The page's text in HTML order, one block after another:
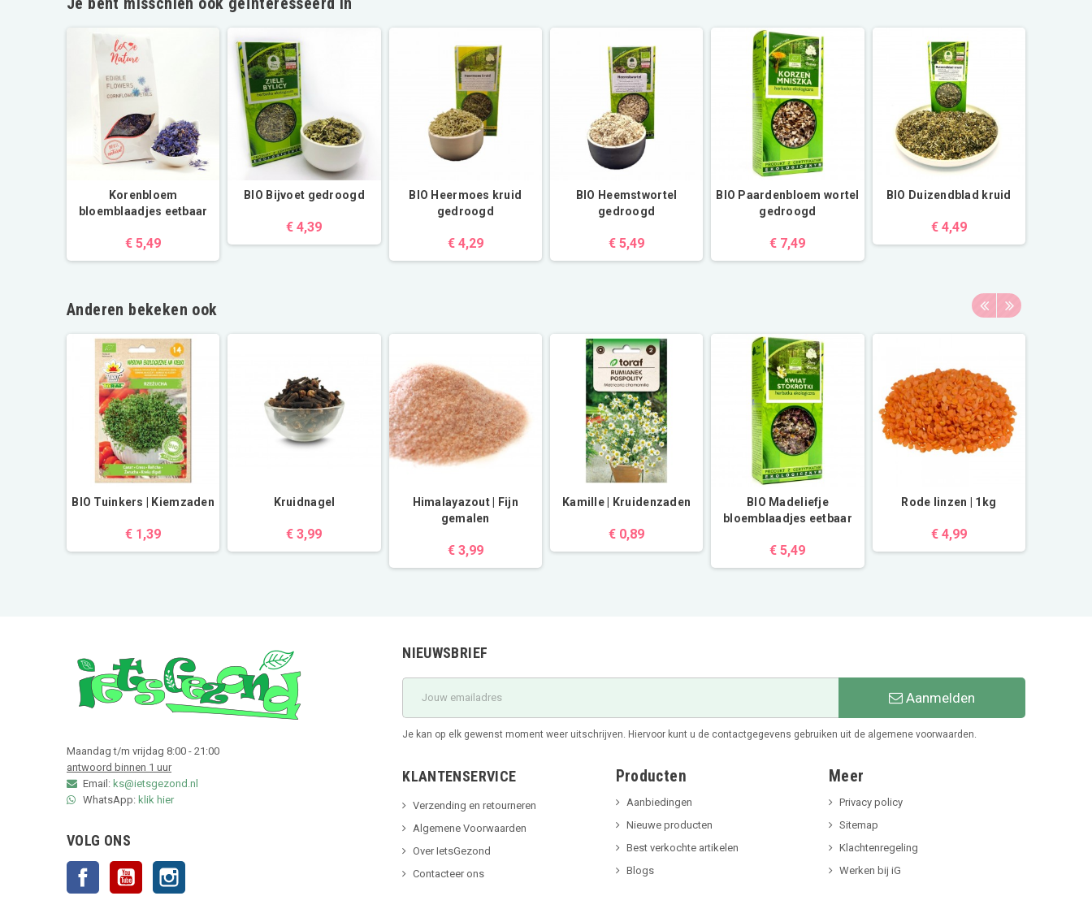
Korenbloem
bloemblaadjes eetbaar
€ 5,49
BIO Bijvoet gedroogd
€ 4,39
BIO Heermoes kruid
gedroogd
€ 4,29
BIO Heemstwortel
gedroogd
€ 5,49
BIO Paardenbloem wortel
gedroogd
€ 7,49
BIO Duizendblad kruid
€ 4,49
Anderen bekeken ook
BIO Tuinkers | Kiemzaden
€ 1,39
Kruidnagel
€ 3,99
Himalayazout | Fijn
gemalen
€ 3,99
Kamille | Kruidenzaden
€ 0,89
BIO Madeliefje
bloemblaadjes eetbaar
€ 5,49
Rode linzen | 1kg
€ 4,99
Maandag t/m vrijdag 8:00 - 21:00
antwoord binnen 1 uur
Email: ks@ietsgezond.nl
WhatsApp: klik hier
VOLG ONS
Facebook YouTube
NIEUWSBRIEF
Aanmelden
Je kan op elk gewenst moment weer uitschrijven. Hiervoor kunt u de contactgegevens gebruiken uit de algemene voorwaarden.
KLANTENSERVICE
Verzending en retourneren
Algemene Voorwaarden
Over IetsGezond
Contacteer ons
Producten
Aanbiedingen
Nieuwe producten
Best verkochte artikelen
Blogs
Meer
Privacy policy
Sitemap
Klachtenregeling
Werken bij iG